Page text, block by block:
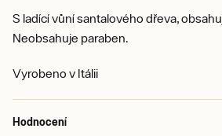
S ladící vůní santalového dřeva,
Neobsahuje paraben.
Vyrobeno v Itálii
Hodnocení